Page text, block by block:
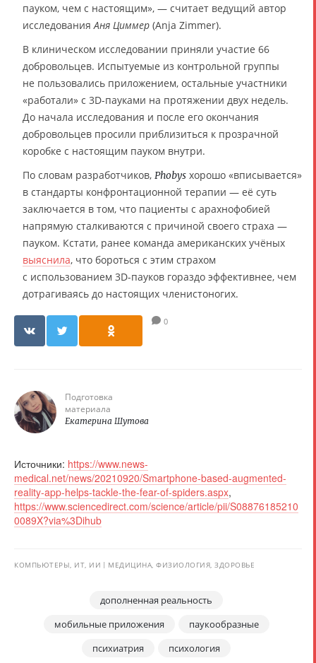
пауком, чем с настоящим», — считает ведущий автор
исследования Аня Циммер (Anja Zimmer).
В клиническом исследовании приняли участие 66
добровольцев. Испытуемые из контрольной группы
не пользовались приложением, остальные участники
«работали» с 3D-пауками на протяжении двух недель.
До начала исследования и после его окончания
добровольцев просили приблизиться к прозрачной
коробке с настоящим пауком внутри.
По словам разработчиков, Phobys хорошо «вписывается»
в стандарты конфронтационной терапии — её суть
заключается в том, что пациенты с арахнофобией
напрямую сталкиваются с причиной своего страха —
пауком. Кстати, ранее команда американских учёных
выяснила, что бороться с этим страхом
с использованием 3D-пауков гораздо эффективнее, чем
дотрагиваясь до настоящих членистоногих.
0
Подготовка
материала
Екатерина Шутова
Источники: https://www.news-
medical.net/news/20210920/Smartphone-based-augmented-
reality-app-helps-tackle-the-fear-of-spiders.aspx,
https://www.sciencedirect.com/science/article/pii/S08876185210
0089X?via%3Dihub
КОМПЬЮТЕРЫ, ИТ, ИИ МЕДИЦИНА, ФИЗИОЛОГИЯ, ЗДОРОВЬЕ
дополненная реальность
мобильные приложения
паукообразные
психиатрия
психология